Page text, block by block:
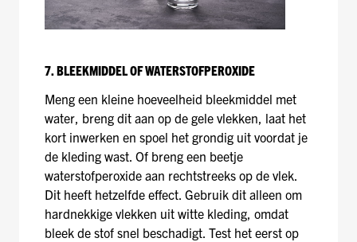
7. BLEEKMIDDEL OF WATERSTOFPEROXIDE
Meng een kleine hoeveelheid bleekmiddel met
water, breng dit aan op de gele vlekken, laat het
kort inwerken en spoel het grondig uit voordat je
de kleding wast. Of breng een beetje
waterstofperoxide aan rechtstreeks op de vlek.
Dit heeft hetzelfde effect. Gebruik dit alleen om
hardnekkige vlekken uit witte kleding, omdat
bleek de stof snel beschadigt. Test het eerst op